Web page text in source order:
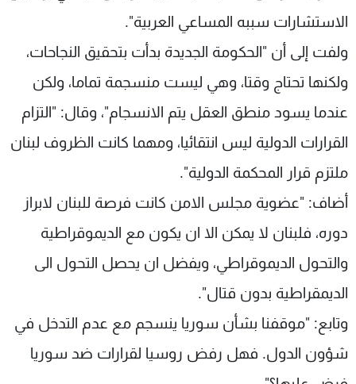
الاستشارات سببه المساعي العربية".
ولفت إلى أن "الحكومة الجديدة بدأت بتحقيق النجاحات،
ولكنها تحتاج وقتا، وهي ليست منسجمة تماما، ولكن
عندما يسود منطق العقل يتم الانسجام"، وقال: "التزام
القرارات الدولية ليس انتقائيا، ومهما كانت الظروف لبنان
ملتزم قرار المحكمة الدولية".
أضاف: "عضوية مجلس الامن كانت فرصة للبنان لابراز
دوره، فلبنان لا يمكن الا ان يكون مع الديموقراطية
والتحول الديموقراطي، ويفضل ان يحصل التحول الى
الديمقراطية بدون قتال".
وتابع: "موقفنا بشأن سوريا ينسجم مع عدم التدخل في
شؤون الدول. فهل رفض روسيا لقرارات ضد سوريا